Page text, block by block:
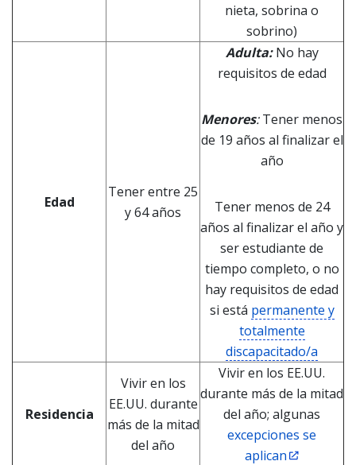
nieta, sobrina o
sobrino)
Edad
Tener entre 25
y 64 años
Adulta:No hay
requisitos de edad
Menores:Tener menos
de 19 años al finalizar el
año
Tener menos de 24
años al finalizar el año y
ser estudiante de
tiempo completo, o no
hay requisitos de edad
si está permanente y
totalmente
discapacitado/a
Residencia
Vivir en los
EE.UU. durante
más de la mitad
del año
Vivir en los EE.UU.
durante más de la mitad
del año; algunas
excepciones se
aplican